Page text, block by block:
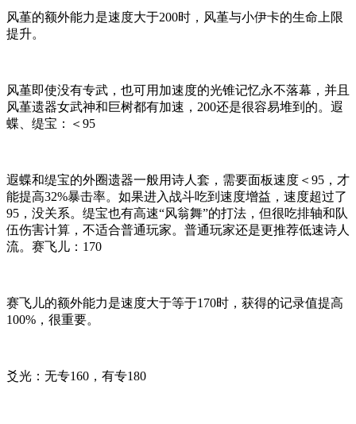
风堇的额外能力是速度大于200时，风堇与小伊卡的生命上限
提升。
风堇即使没有专武，也可用加速度的光锥记忆永不落幕，并且
风堇遗器女武神和巨树都有加速，200还是很容易堆到的。遐
蝶、缇宝：＜95
遐蝶和缇宝的外圈遗器一般用诗人套，需要面板速度＜95，才
能提高32%暴击率。如果进入战斗吃到速度增益，速度超过了
95，没关系。缇宝也有高速“风翁舞”的打法，但很吃排轴和队
伍伤害计算，不适合普通玩家。普通玩家还是更推荐低速诗人
流。赛飞儿：170
赛飞儿的额外能力是速度大于等于170时，获得的记录值提高
100%，很重要。
爻光：无专160，有专180